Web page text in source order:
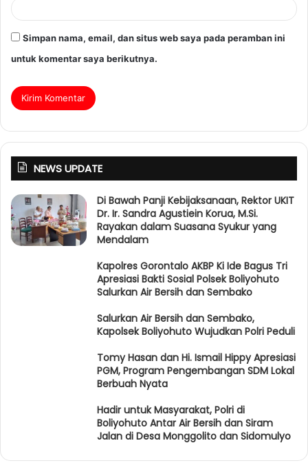
Simpan nama, email, dan situs web saya pada peramban ini
untuk komentar saya berikutnya.
NEWS UPDATE
Di Bawah Panji Kebijaksanaan, Rektor UKIT
Dr. Ir. Sandra Agustiein Korua, M.Si.
Rayakan dalam Suasana Syukur yang
Mendalam
Kapolres Gorontalo AKBP Ki Ide Bagus Tri
Apresiasi Bakti Sosial Polsek Boliyohuto
Salurkan Air Bersih dan Sembako
Salurkan Air Bersih dan Sembako,
Kapolsek Boliyohuto Wujudkan Polri Peduli
Tomy Hasan dan Hi. Ismail Hippy Apresiasi
PGM, Program Pengembangan SDM Lokal
Berbuah Nyata
Hadir untuk Masyarakat, Polri di
Boliyohuto Antar Air Bersih dan Siram
Jalan di Desa Monggolito dan Sidomulyo